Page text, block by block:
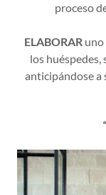
proceso
ELABORARuno
los huéspedes,
anticipándose a